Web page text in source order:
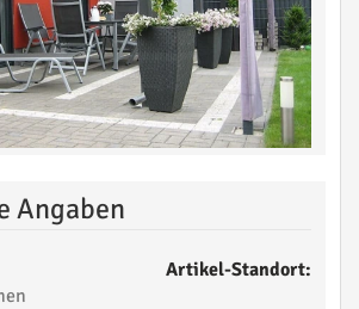
Angaben
Artikel-Standort: